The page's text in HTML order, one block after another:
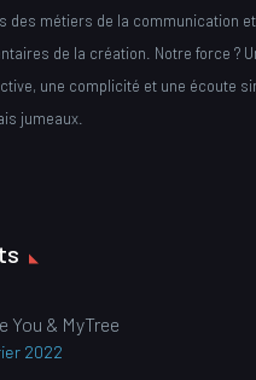
des métiers de la communication
de la création. Notre force ?
une complicité et une écoute
jumeaux.
You & MyTree
2022